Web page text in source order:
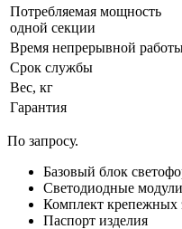
Потребляемая мощность
одной секции
Время непрерывной
Срок службы
Вес, кг
Гарантия
По запросу.
Базовый блок
Светодиодные
Комплект крепежных
Паспорт изделия